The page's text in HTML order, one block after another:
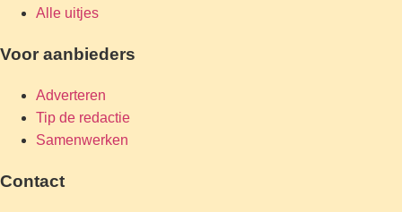
Alle uitjes
Voor aanbieders
Adverteren
Tip de redactie
Samenwerken
Contact